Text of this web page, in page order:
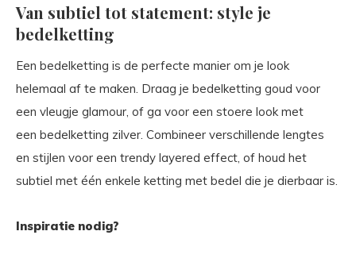
Van subtiel tot statement: style je
bedelketting
Een bedelketting is de perfecte manier om je look
helemaal af te maken. Draag je bedelketting goud voor
een vleugje glamour, of ga voor een stoere look met
een bedelketting zilver. Combineer verschillende lengtes
en stijlen voor een trendy layered effect, of houd het
subtiel met één enkele ketting met bedel die je dierbaar is.
Inspiratie nodig?